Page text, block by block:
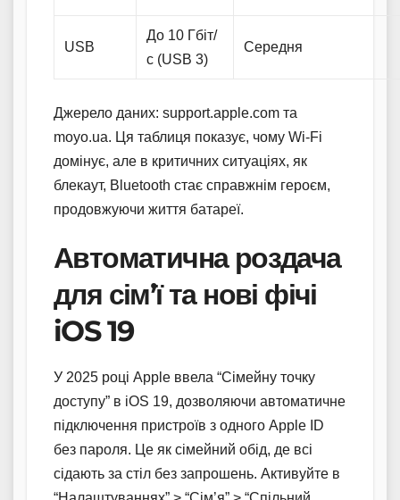
USB
До 10 Гбіт/
с (USB 3)
Середня
Джерело даних: support.apple.com та
moyo.ua. Ця таблиця показує, чому Wi-Fi
домінує, але в критичних ситуаціях, як
блекаут, Bluetooth стає справжнім героєм,
продовжуючи життя батареї.
Автоматична роздача
для сім’ї та нові фічі
iOS 19
У 2025 році Apple ввела “Сімейну точку
доступу” в iOS 19, дозволяючи автоматичне
підключення пристроїв з одного Apple ID
без пароля. Це як сімейний обід, де всі
сідають за стіл без запрошень. Активуйте в